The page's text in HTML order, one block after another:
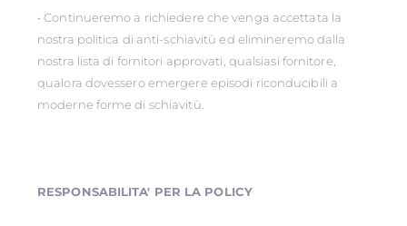
• Continueremo a richiedere che venga accettata la
nostra politica di anti-schiavitù ed elimineremo dalla
nostra lista di fornitori approvati, qualsiasi fornitore,
qualora dovessero emergere episodi riconducibili a
moderne forme di schiavitù.
RESPONSABILITA' PER LA POLICY